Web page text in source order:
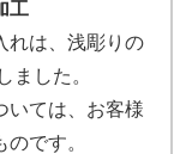
工
れは、浅彫りの
ました。
いては、お客様
です。